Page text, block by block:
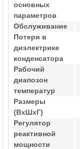
основных
параметров
Обслуживание
Потери в
диэлектрике
конденсатора
Рабочий
диапозон
температур
Размеры
(ВхШхГ)
Регулятор
реактивной
мощности